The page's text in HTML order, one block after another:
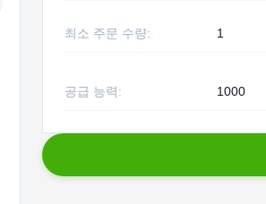
최소 주문 수량: 1
공급 능력: 1000